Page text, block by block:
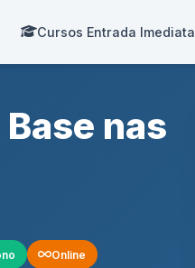
Cursos Entrada Imediata
nas
Online